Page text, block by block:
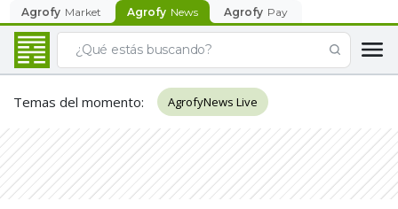
Agrofy Market Agrofy News Agrofy Pay
Temas del momento: AgrofyNews Live